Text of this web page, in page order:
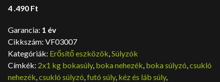
4 .490 Ft
Garancia: 1 év
Cikkszám: VF03007
Kategóriák: Erősítő eszközök,Súlyzók
Címkék: 2x1 kg bokasúly, boka nehezék, boka súlyzó,csukló
nehezék,csukló súlyzó,futó súly, kéz és láb súly,